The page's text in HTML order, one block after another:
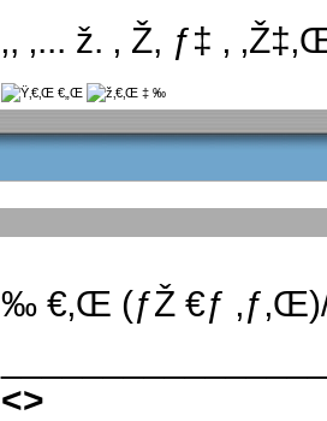
‚, ‚... ž. ‚ Ž, ƒ‡ ‚
‰ €‚Œ (ƒŽ €ƒ ‚ƒ‚Œ)/
<>